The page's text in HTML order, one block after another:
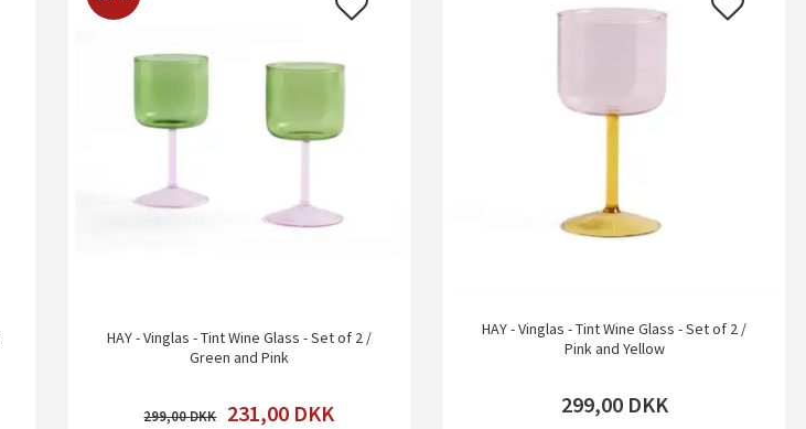
HAY - Vinglas - Tint Wine Glass - Set of 2 /
Green and Pink
299,00 231,00 DKK
HAY - Vinglas - Tint Wine Glass - Set of 2 /
Pink and Yellow
299,00 DKK